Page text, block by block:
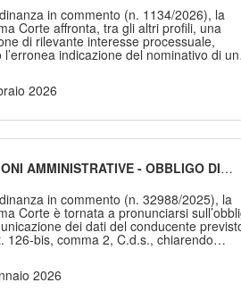
- FATTISPECIE
in commento (n. 1134/2026), la
Corte affronta, tra gli altri profili, una
di rilevante interesse processuale,
l’erronea indicazione del nominativo di
della sentenza impugnata;
i confini tra vizio formale, errore
e nullità della sentenza. La Corte precisa
l’identità del soggetto processuale e
compromesso il contraddittorio,
emendabile con il procedimento
2026
AMMINISTRATIVE - OBBLIGO DI
126-BIS C.D.S. - LIMITI - PENDENZA
AVVERSO LA SANZIONE
in commento (n. 32988/2025), la
Corte è tornata a pronunciarsi
dei dati del conducente
126-bis, comma 2, C.d.s., chiarendo
che tale obbligo non sorge finché
definiti i procedimenti giurisdizionali o
proposti avverso il verbale di
2026